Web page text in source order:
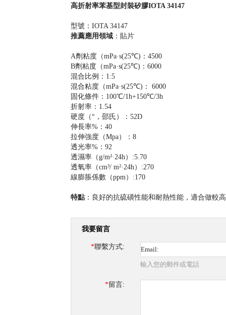
高折射率苯基型封裝矽膠IOTA 34147
型號：IOTA 34147
推薦應用領域 ：貼片
A劑粘度（mPa·s(25℃)：4500
B劑粘度（mPa·s(25℃)：6000
混合比例：1:5
混合粘度（mPa·s(25℃)： 6000
固化條件：100℃/1h+150℃/3h
折射率：1.54
硬度（°，邵氏）：52D
伸長率%：40
拉伸強度（Mpa）：8
透光率%：92
透濕率（g/m²·24h）:5.70
透氧率（cm³/ m²·24h）:270
線膨脹係數（ppm）:170
特點 ：良好的抗硫磺性能和耐熱性能，適合做較
我要留言
*聯繫方式:
輸入您的郵件或電話
*留言: